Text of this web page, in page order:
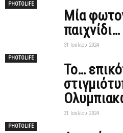
PHOTOLIFE
Mία
παιχνίδι…
31 Ιουλίου 2024
PHOTOLIFE
Το…
31 Ιουλίου 2024
PHOTOLIFE